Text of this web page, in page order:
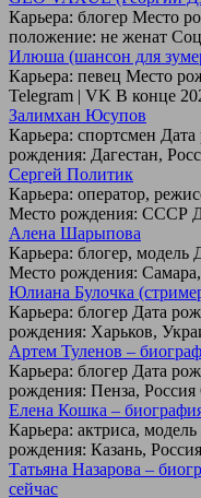
Карьера: блогер Место
положение: не женат
Илюша (шансон для
Карьера: певец Место
Telegram | VK В конце
Залимхан Юсупов
Карьера: спортсмен
рождения: Дагестан,
Сергей Политик
Карьера: оператор,
Место рождения: СССР
Алена Шарыпова
Карьера: блогер, модель
Место рождения:
Юлиана Булочка
Карьера: блогер Дата
рождения: Харьков,
Артем Туленов –
Карьера: блогер Дата
рождения: Пенза,
Елена Кошка –
Карьера: актриса,
рождения: Казань,
Татьяна Назарова –
сейчас